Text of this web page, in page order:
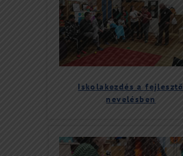
Iskolakezdés a fejlesztő
nevelésben